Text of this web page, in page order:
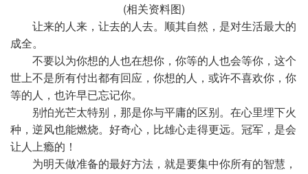
(相关资料图)
让来的人来，让去的人去。顺其自然，是对生活最大的
成全。
不要以为你想的人也在想你，你等的人也会等你，这个
世上不是所有付出都有回应，你想的人，或许不喜欢你，你
等的人，也许早已忘记你。
别怕光芒太特别，那是你与平庸的区别。在心里埋下火
种，逆风也能燃烧。好奇心，比雄心走得更远。冠军，是会
让人上瘾的！
为明天做准备的最好方法，就是要集中你所有的智慧，